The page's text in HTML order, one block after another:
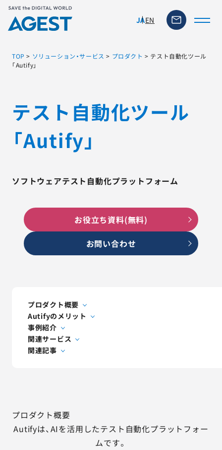
JAEN
ソリューション・サービス
脆弱性リスク管理ツール
AGESTの強み
セミナー・イベント
品質コラム
会社情報
（平日9:30〜18:00）
※その他のご連絡は
TOP > ソリューション・サービス > プロダクト > テスト自動化ツール
「Autify」
テスト自動化ツール
「Autify」
ソフトウェアテスト自動化プラットフォーム
お役立ち資料(無料)
お問い合わせ
プロダクト概要
Autifyのメリット
事例紹介
関連サービス
関連記事
プロダクト概要
Autifyは、AIを活用したテスト自動化プラットフォー
ムです。